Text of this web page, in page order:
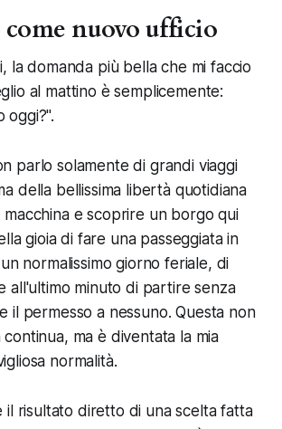
nuovo ufficio
la domanda più bella che mi faccio
al mattino è semplicemente:
oggi?".
parlo solamente di grandi viaggi
della bellissima libertà quotidiana
e scoprire un borgo qui
gioia di fare una passeggiata in
normalissimo giorno feriale, di
all'ultimo minuto di partire senza
il permesso a nessuno. Questa non
ma è diventata la mia
normalità.
il risultato diretto di una scelta fatta